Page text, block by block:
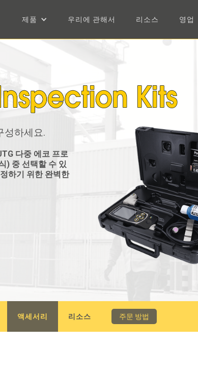
제품 우리에 관해서 리소스 영업
성하세요.
다중 에코 프로
) 중 선택할 수 있
하기 위한 완벽한
액세서리 리소스 주문 방법